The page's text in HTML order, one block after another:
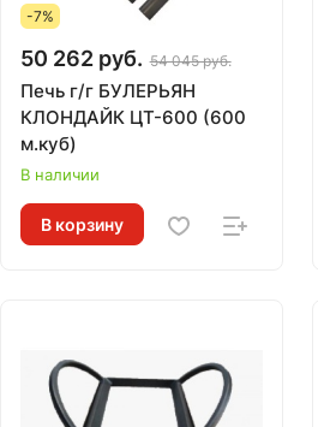
-7%
50 262 руб. 54 045 руб.
Печь г/г БУЛЕРЬЯН
КЛОНДАЙК ЦТ-600 (600
м.куб)
В наличии
В корзину